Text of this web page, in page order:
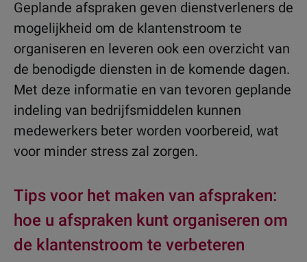
Geplande afspraken geven dienstverleners de
mogelijkheid om de klantenstroom te
organiseren en leveren ook een overzicht van
de benodigde diensten in de komende dagen.
Met deze informatie en van tevoren geplande
indeling van bedrijfsmiddelen kunnen
medewerkers beter worden voorbereid, wat
voor minder stress zal zorgen.
Tips voor het maken van afspraken:
hoe u afspraken kunt organiseren om
de klantenstroom te verbeteren